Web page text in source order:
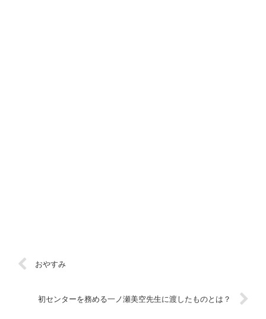
おやすみ
初センターを務める一ノ瀬美空先生に渡したものとは？